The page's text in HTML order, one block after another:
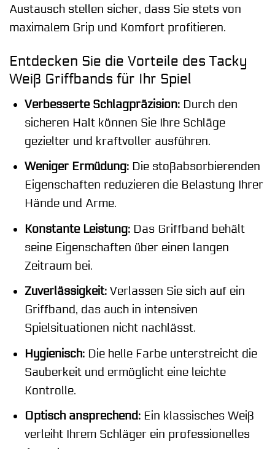
Austausch stellen sicher, dass Sie stets von
maximalem Grip und Komfort profitieren.
Entdecken Sie die Vorteile des Tacky
Weiß Griffbands für Ihr Spiel
Verbesserte Schlagpräzision:Durch den
sicheren Halt können Sie Ihre Schläge
gezielter und kraftvoller ausführen.
Weniger Ermüdung:Die stoßabsorbierenden
Eigenschaften reduzieren die Belastung Ihrer
Hände und Arme.
Konstante Leistung:Das Griffband behält
seine Eigenschaften über einen langen
Zeitraum bei.
Zuverlässigkeit:Verlassen Sie sich auf ein
Griffband, das auch in intensiven
Spielsituationen nicht nachlässt.
Hygienisch:Die helle Farbe unterstreicht die
Sauberkeit und ermöglicht eine leichte
Kontrolle.
Optisch ansprechend:Ein klassisches Weiß
verleiht Ihrem Schläger ein professionelles